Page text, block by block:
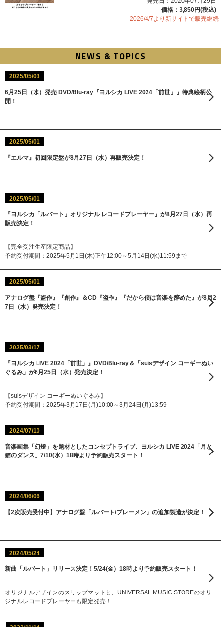
価格：3,850円(税込)
2026/4/7より新サイトで販売継続
NEWS & TOPICS
2025/05/03
6月25日（水）発売 DVD/Blu-ray『ヨルシカ LIVE 2024「前世」』特典絵柄公
開！
2025/05/01
『エルマ』初回限定盤が8月27日（水）再販売決定！
2025/05/01
『ヨルシカ「ルバート」オリジナル レコードプレーヤー』が8月27日（水）再
販売決定！
【完全受注生産限定商品】
予約受付期間：2025年5月1日(木)正午12:00～5月14日(水)11:59まで
2025/05/01
アナログ盤『盗作』『創作』＆CD『盗作』『だから僕は音楽を辞めた』が8月2
7日（水）発売決定！
2025/03/17
『ヨルシカ LIVE 2024「前世」』DVD/Blu-ray＆「suisデザイン コーギーぬい
ぐるみ」が6月25日（水）発売決定！
【suisデザイン コーギーぬいぐるみ】
予約受付期間：2025年3月17日(月)10:00～3月24日(月)13:59
2024/07/10
音楽画集「幻燈」を題材としたコンセプトライブ、ヨルシカ LIVE 2024「月と
猫のダンス」7/10(水）18時より予約販売スタート！
2024/06/06
【2次販売受付中】アナログ盤「ルバート/ブレーメン」の追加製造が決定！
2024/05/24
新曲「ルバート」リリース決定！5/24(金）18時より予約販売スタート！
オリジナルデザインのスリップマットと、UNIVERSAL MUSIC STOREのオリ
ジナルレコードプレーヤーも限定発売！